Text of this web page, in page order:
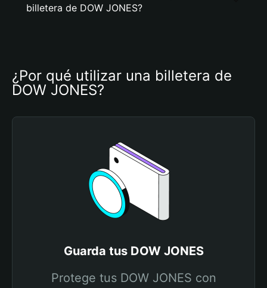
billetera de DOW JONES?
¿Por qué utilizar una billetera de
DOW JONES?
Guarda tus DOW JONES
Protege tus DOW JONES con